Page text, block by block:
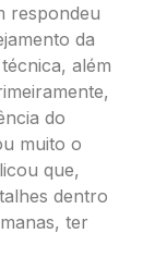
respondeu
da
além
do
muito o
que,
dentro
ter